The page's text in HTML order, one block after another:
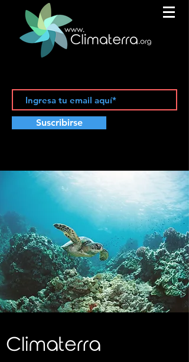
Suscribirse
C limaterra